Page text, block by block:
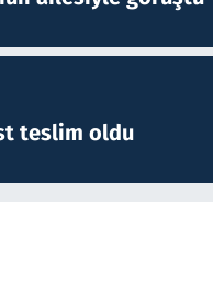
teslim oldu